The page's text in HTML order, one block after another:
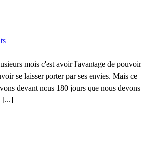
mois c'est avoir l'avantage de pouvoir
se laisser porter par ses envies. Mais ce
devant nous 180 jours que nous devons
[...]